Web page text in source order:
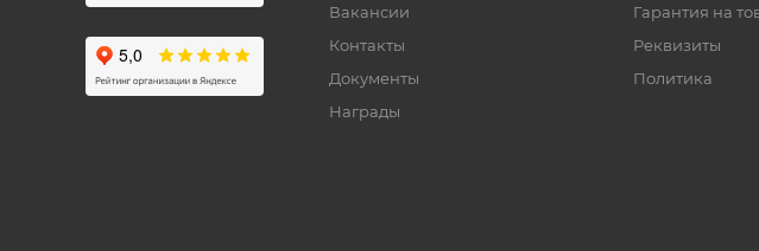
Вакансии
Контакты
Документы
Награды
Гарантия на
Реквизиты
Политика